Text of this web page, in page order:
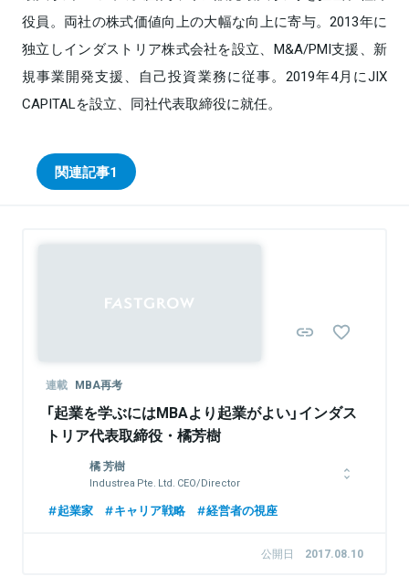
役員。両社の株式価値向上の大幅な向上に寄与。2013年に
独立しインダストリア株式会社を設立、M&A/PMI支援、新
規事業開発支援、自己投資業務に従事。2019年4月にJIX
CAPITALを設立、同社代表取締役に就任。
関連記事1
連載 MBA再考
「起業を学ぶにはMBAより起業がよい」インダス
トリア代表取締役・橘芳樹
橘 芳樹
Industrea Pte. Ltd. CEO/Director
大学卒業後、J.P.モルガン証券にて機関投資家向けデリバティブ
タルに参画。投資案件発掘・実行、投資先の成長戦略立案・実行
起業家 キャリア戦略 経営者の視座
公開日 2017.08.10